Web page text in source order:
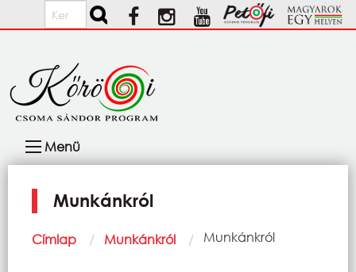
Ugrás a tartalomra
Keresés
navigáció
Menü
Munkánkról
Morzsa
Címlap Munkánkról Current:
Munkánkról